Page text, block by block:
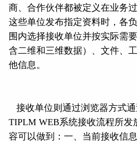
商、合作伙伴都被定义在业务
这些单位发布指定资料时，各
围内选择接收单位并按实际需
含二维和三维数据）、文件、
他信息。
接收单位则通过浏览器方式
TIPLM WEB系统接收流程所发
容可以做到：一、当前接收信